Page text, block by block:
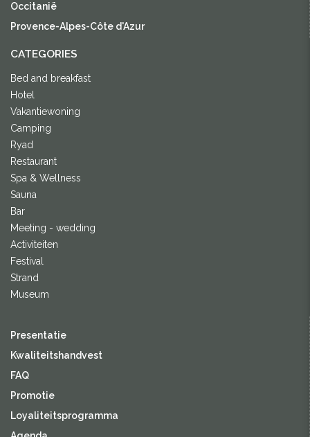
Occitanië
Provence-Alpes-Côte d'Azur
CATEGORIES
Bed and breakfast
Hotel
Vakantiewoning
Camping
Ryad
Restaurant
Spa & Wellness
Sauna
Bar
Meeting - wedding
Activiteiten
Festival
Strand
Museum
Presentatie
Kwaliteitshandvest
FAQ
Promotie
Loyaliteitsprogramma